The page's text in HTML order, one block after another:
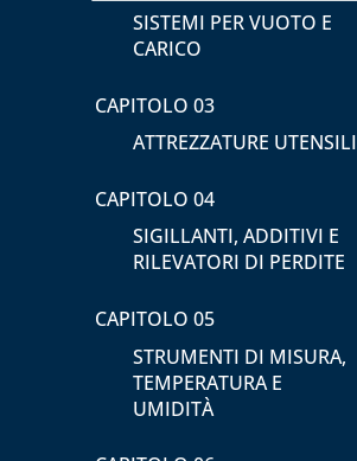
SISTEMI PER VUOTO E
CARICO
CAPITOLO 03
ATTREZZATURE UTENSILI
CAPITOLO 04
SIGILLANTI, ADDITIVI E
RILEVATORI DI PERDITE
CAPITOLO 05
STRUMENTI DI MISURA,
TEMPERATURA E
UMIDITÀ